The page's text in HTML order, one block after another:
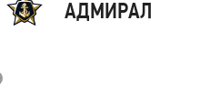
АДМИРАЛ